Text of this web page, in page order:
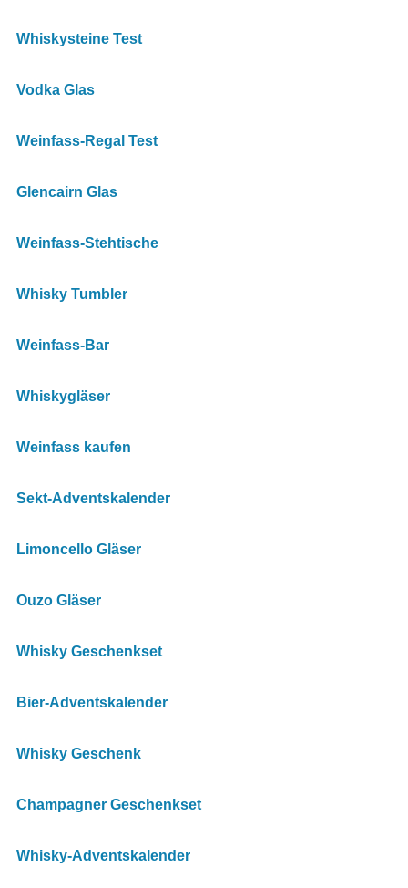
Whiskysteine Test
Vodka Glas
Weinfass-Regal Test
Glencairn Glas
Weinfass-Stehtische
Whisky Tumbler
Weinfass-Bar
Whiskygläser
Weinfass kaufen
Sekt-Adventskalender
Limoncello Gläser
Ouzo Gläser
Whisky Geschenkset
Bier-Adventskalender
Whisky Geschenk
Champagner Geschenkset
Whisky-Adventskalender